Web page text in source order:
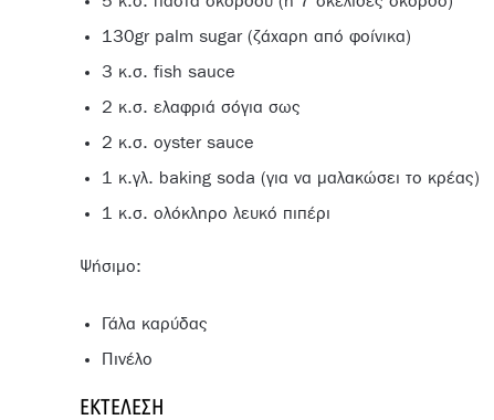
130gr palm sugar (ζάχαρη από φοίνικα)
3 κ.σ. fish sauce
2 κ.σ. ελαφριά σόγια σως
2 κ.σ. oyster sauce
1 κ.γλ. baking soda (για να μαλακώσει το κρέας)
1 κ.σ. ολόκληρο λευκό πιπέρι
Ψήσιμο:
Γάλα καρύδας
Πινέλο
ΕΚΤΈΛΕΣΗ